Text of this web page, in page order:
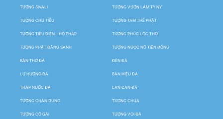
TƯỢNG SIVALI TƯỢNG VƯỜN LÂM TỲ NY
TƯỢNG CHÚ TIỂU TƯỢNG TAM THẾ PHẬT
TƯỢNG TIÊU DIỆN – HỘ PHÁP TƯỢNG PHÚC LỘC THỌ
TƯỢNG PHẬT ĐẢNG SANH TƯỢNG NGỌC NỮ TIÊN ĐỒNG
BÀN THỜ ĐÁ ĐÈN ĐÁ
LƯ HƯƠNG ĐÁ BẢN HIỆU ĐÁ
THÁP NƯỚC ĐÁ LAN CAN ĐÁ
TƯỢNG CHÂN DUNG TƯỢNG CHÚA
TƯỢNG CÔ GÁI TƯỢNG VOI ĐÁ